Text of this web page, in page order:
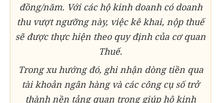
đồng/năm. Với các hộ kinh doanh có doanh
thu vượt ngưỡng này, việc kê khai, nộp thuế
sẽ được thực hiện theo quy định của cơ quan
Thuế.
Trong xu hướng đó, ghi nhận dòng tiền qua
tài khoản ngân hàng và các công cụ số trở
thành nền tảng quan trọng giúp hộ kinh